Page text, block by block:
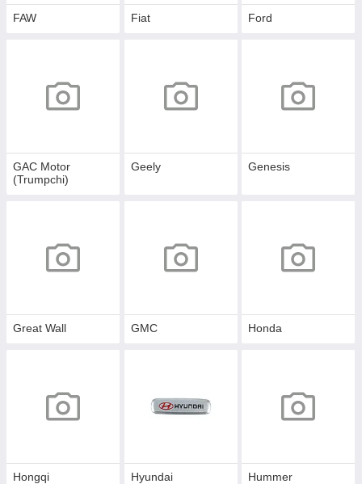
FAW Fiat Ford
GAC Motor
(Trumpchi)
Geely Genesis
Great Wall GMC Honda
Hongqi Hyundai Hummer